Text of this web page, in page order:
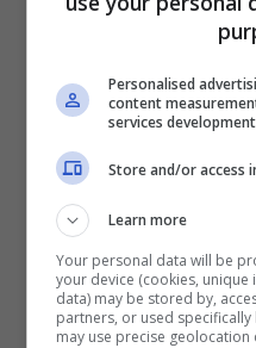
del 16%. Prezzo
fino ad
invece di 70.
TORPARÖ,
giardino tra i
luglio
Personalised
content
services development
Store and/or access
Learn more
Your personal data will be
your device (cookies,
data) may be stored by,
partners, or used
may use precise geolocation